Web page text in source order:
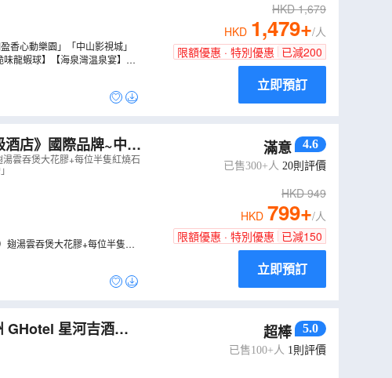
僑都華僑華人博物館
公坑寺旅遊區
眼摩天輪
石岐乳鴿
香心動樂園」「中山影視城」
龍蝦球】【海泉灣温泉宴】
HKD1,679
HKD 1,479+/人
限額優惠 · 特別優惠 已減200
立即預訂
店》國際品牌~中山
雲吞煲大花膠+每位半隻紅燒石
翅湯雲吞煲大花膠+每位半隻紅
滿意 4.6
已售300+人 20則評價
HKD949
HKD 799+/人
限額優惠 · 特別優惠 已減150
立即預訂
GHotel 星河吉酒店 超棒 5.0
已售100+人 1則評價